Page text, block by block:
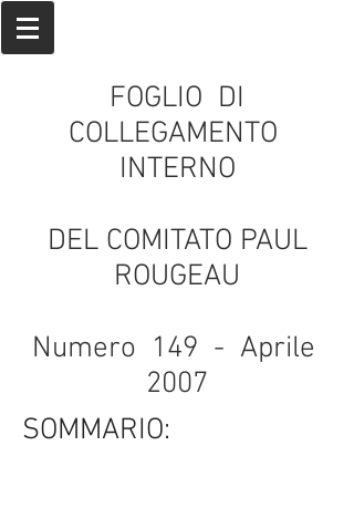
FOGLIO DI
COLLEGAMENTO
INTERNO
DEL COMITATO PAUL
ROUGEAU
Numero 149 - Aprile
2007
SOMMARIO: